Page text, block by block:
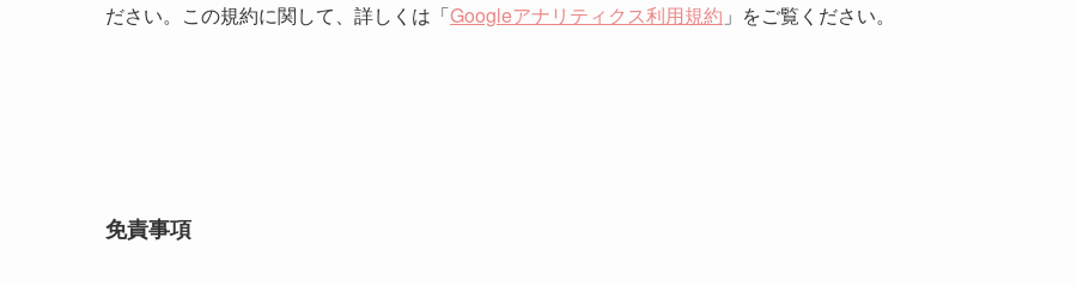
ださい。この規約に関して、詳しくは「Googleアナリティクス利用規約 」をご覧ください。
免責事項